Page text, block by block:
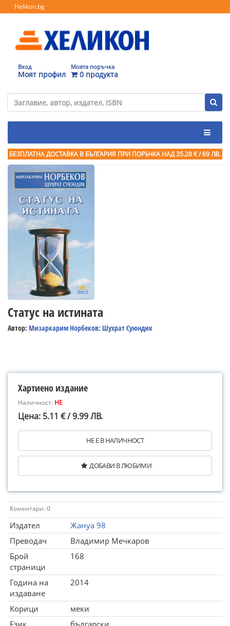
Helikon.bg
Вход
Моят профил
Моята поръчка
0 продукта
БЕЗПЛАТНА ДОСТАВКА В БЪЛГАРИЯ ПРИ ПОРЪЧКА НАД 35.28 € / 69 ЛВ.
Статус на истината
Автор: Мизаркарим Норбеков; Шухрат Суюндик
Хартиено издание
Наличност: НЕ
Цена: 5.11 € / 9.99 ЛВ.
НЕ Е В НАЛИЧНОСТ
ДОБАВИ В ЛЮБИМИ
Коментари: 0
Издател
Жануа 98
Преводач
Владимир Мечкаров
Брой
страници
168
Година на
издаване
2014
Корици
меки
Език
български